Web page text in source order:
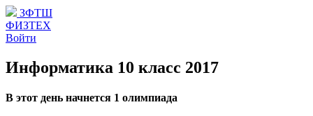
ЗФТШ
ФИЗТЕХ
Войти
Информатика 10 класс 2017
В этот день начнется 1 олимпиада